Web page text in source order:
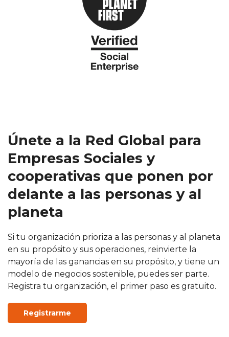
Únete a la Red Global para
Empresas Sociales y
cooperativas que ponen por
delante a las personas y al
planeta
Si tu organización prioriza a las personas y al planeta
en su propósito y sus operaciones, reinvierte la
mayoría de las ganancias en su propósito, y tiene un
modelo de negocios sostenible, puedes ser parte.
Registra tu organización, el primer paso es gratuito.
Registrarme